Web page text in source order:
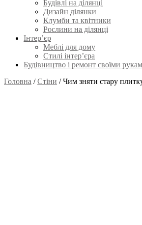
Будівлі на ділянці
Дизайн ділянки
Клумби та квітники
Рослини на ділянці
Інтер’єр
Меблі для дому
Стилі інтер’єра
Будівництво і ремонт своїми
Головна /Стіни /Чим зняти стару